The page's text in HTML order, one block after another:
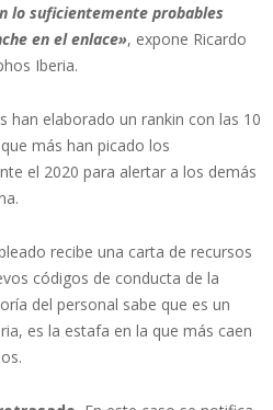
lo suficientemente probables
en el enlace», expone Ricardo
Iberia.
han elaborado un rankin con las 10
más han picado los
el 2020 para alertar a los demás
recibe una carta de recursos
códigos de conducta de la
del personal sabe que es un
es la estafa en la que más caen